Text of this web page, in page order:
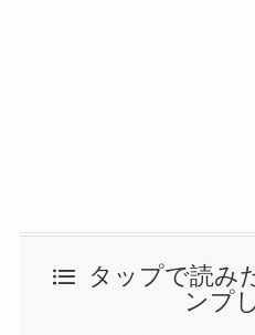
タップで読み
ンプ